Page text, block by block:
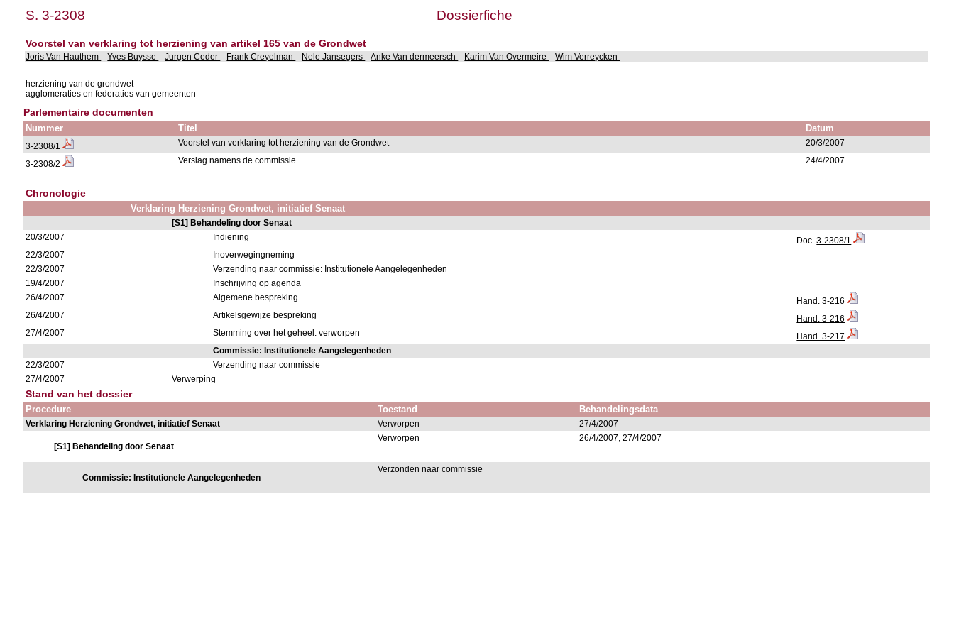
S. 3-2308 Dossierfiche
Voorstel van verklaring tot herziening van artikel 165 van de Grondwet
Joris Van Hauthem Yves Buysse Jurgen Ceder Frank Creyelman Nele Jansegers Anke Van dermeersch Karim Van Overmeire Wim Verreycken
herziening van de grondwet
agglomeraties en federaties van gemeenten
Parlementaire documenten
Nummer Titel Datum
3-2308/1 Voorstel van verklaring tot herziening van de Grondwet 20/3/2007
3-2308/2 Verslag namens de commissie 24/4/2007
Chronologie
Verklaring Herziening Grondwet, initiatief Senaat
[S1] Behandeling door Senaat
20/3/2007
Indiening Doc.3-2308/1
22/3/2007
Inoverwegingneming
22/3/2007
Verzending naar commissie: Institutionele Aangelegenheden
19/4/2007
Inschrijving op agenda
26/4/2007
Algemene bespreking
Hand. 3-216
26/4/2007
Artikelsgewijze bespreking
Hand. 3-216
27/4/2007
Stemming over het geheel: verworpen
Hand. 3-217
Commissie: Institutionele Aangelegenheden
22/3/2007
Verzending naar commissie
27/4/2007
Verwerping
Stand van het dossier
Procedure Toestand Behandelingsdata
Verklaring Herziening Grondwet, initiatief Senaat Verworpen 27/4/2007
[S1] Behandeling door Senaat
Verworpen 26/4/2007, 27/4/2007
Commissie: Institutionele Aangelegenheden
Verzonden naar commissie